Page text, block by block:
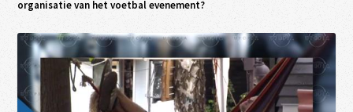
organisatie van het voetbal evenement?